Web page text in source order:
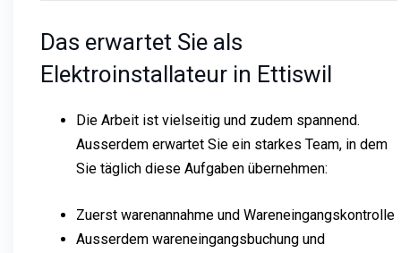
Das erwartet Sie als
Elektroinstallateur in Ettiswil
Die Arbeit ist vielseitig und zudem spannend.
Ausserdem erwartet Sie ein starkes Team, in dem
Sie täglich diese Aufgaben übernehmen:
Zuerst warenannahme und Wareneingangskontrolle
Ausserdem wareneingangsbuchung und